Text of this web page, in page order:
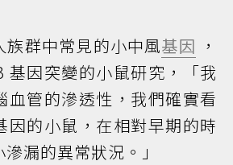
群中常見的小中風基因 ，
基因突變的小鼠研究，「我
血管的滲透性，我們確實看
因的小鼠，在相對早期的時
漏的異常狀況。」